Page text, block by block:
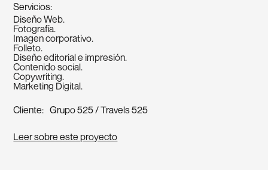
Servicios:
Diseño Web.
Fotografía.
Imagen corporativo.
Folleto.
Diseño editorial e impresión.
Contenido social.
Copywriting.
Marketing Digital.
Cliente: Grupo 525 / Travels 525
Leer sobre este proyecto